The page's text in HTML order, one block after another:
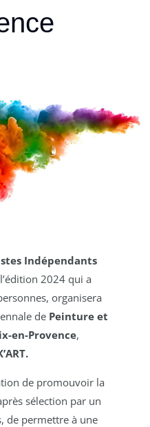
Indépendants
2024 qui a
organisera
dePeinture et
en-Provence,
de promouvoir la
sélection par un
de permettre à une